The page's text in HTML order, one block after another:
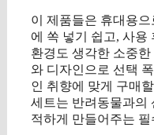
이 제품들은 휴대용
에 쏙 넣기 쉽고, 사용
환경도 생각한 소중한
와 디자인으로 선택
인 취향에 맞게 구매
세트는 반려동물과의
적하게 만들어주는